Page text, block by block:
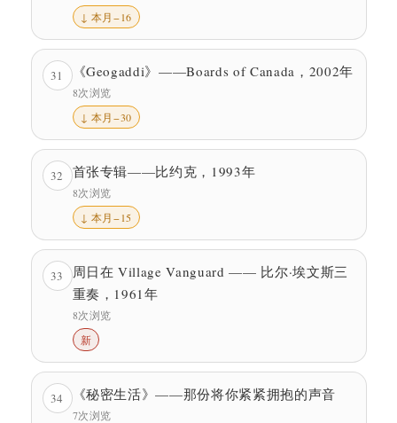
↓ 本月−16
31 《Geogaddi》——Boards of Canada，2002年
8次浏览
↓ 本月−30
32 首张专辑——比约克，1993年
8次浏览
↓ 本月−15
33
周日在 Village Vanguard —— 比尔·埃文斯三
重奏，1961年
8次浏览
新
34 《秘密生活》——那份将你紧紧拥抱的声音
7次浏览